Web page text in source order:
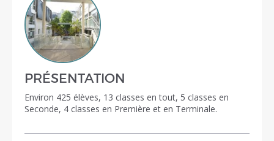
PRÉSENTATION
Environ 425 élèves, 13 classes en tout, 5 classes en
Seconde, 4 classes en Première et en Terminale.